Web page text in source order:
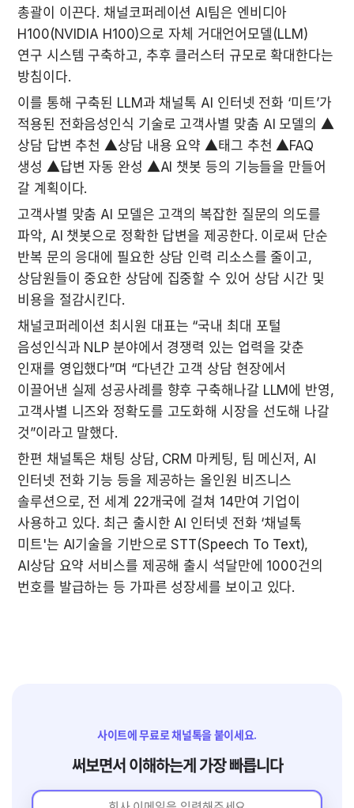
총괄이 이끈다. 채널코퍼레이션 AI팀은 엔비디아
H100(NVIDIA H100)으로 자체 거대언어모델(LLM)
연구 시스템 구축하고, 추후 클러스터 규모로 확대한다는
방침이다.
이를 통해 구축된 LLM과 채널톡 AI 인터넷 전화 ‘미트’가
적용된 전화음성인식 기술로 고객사별 맞춤 AI 모델의 ▲
상담 답변 추천 ▲상담 내용 요약 ▲태그 추천 ▲FAQ
생성 ▲답변 자동 완성 ▲AI 챗봇 등의 기능들을 만들어
갈 계획이다.
고객사별 맞춤 AI 모델은 고객의 복잡한 질문의 의도를
파악, AI 챗봇으로 정확한 답변을 제공한다. 이로써 단순
반복 문의 응대에 필요한 상담 인력 리소스를 줄이고,
상담원들이 중요한 상담에 집중할 수 있어 상담 시간 및
비용을 절감시킨다.
채널코퍼레이션 최시원 대표는 “국내 최대 포털
음성인식과 NLP 분야에서 경쟁력 있는 업력을 갖춘
인재를 영입했다”며 “다년간 고객 상담 현장에서
이끌어낸 실제 성공사례를 향후 구축해나갈 LLM에 반영,
고객사별 니즈와 정확도를 고도화해 시장을 선도해 나갈
것”이라고 말했다.
한편 채널톡은 채팅 상담, CRM 마케팅, 팀 메신저, AI
인터넷 전화 기능 등을 제공하는 올인원 비즈니스
솔루션으로, 전 세계 22개국에 걸쳐 14만여 기업이
사용하고 있다. 최근 출시한 AI 인터넷 전화 ‘채널톡
미트'는 AI기술을 기반으로 STT(Speech To Text),
AI상담 요약 서비스를 제공해 출시 석달만에 1000건의
번호를 발급하는 등 가파른 성장세를 보이고 있다.
사이트에 무료로 채널톡을 붙이세요.
써보면서 이해하는게 가장 빠릅니다